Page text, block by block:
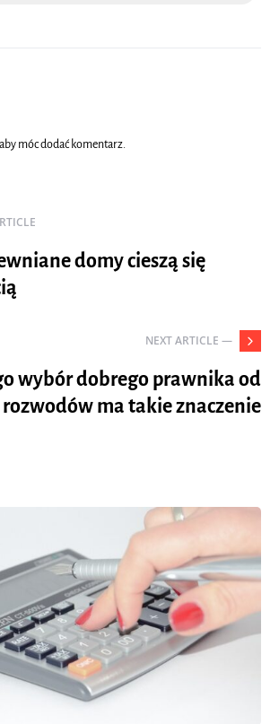
móc dodać komentarz.
domy cieszą się
NEXT ARTICLE —
wybór dobrego prawnika od
rozwodów ma takie znaczenie